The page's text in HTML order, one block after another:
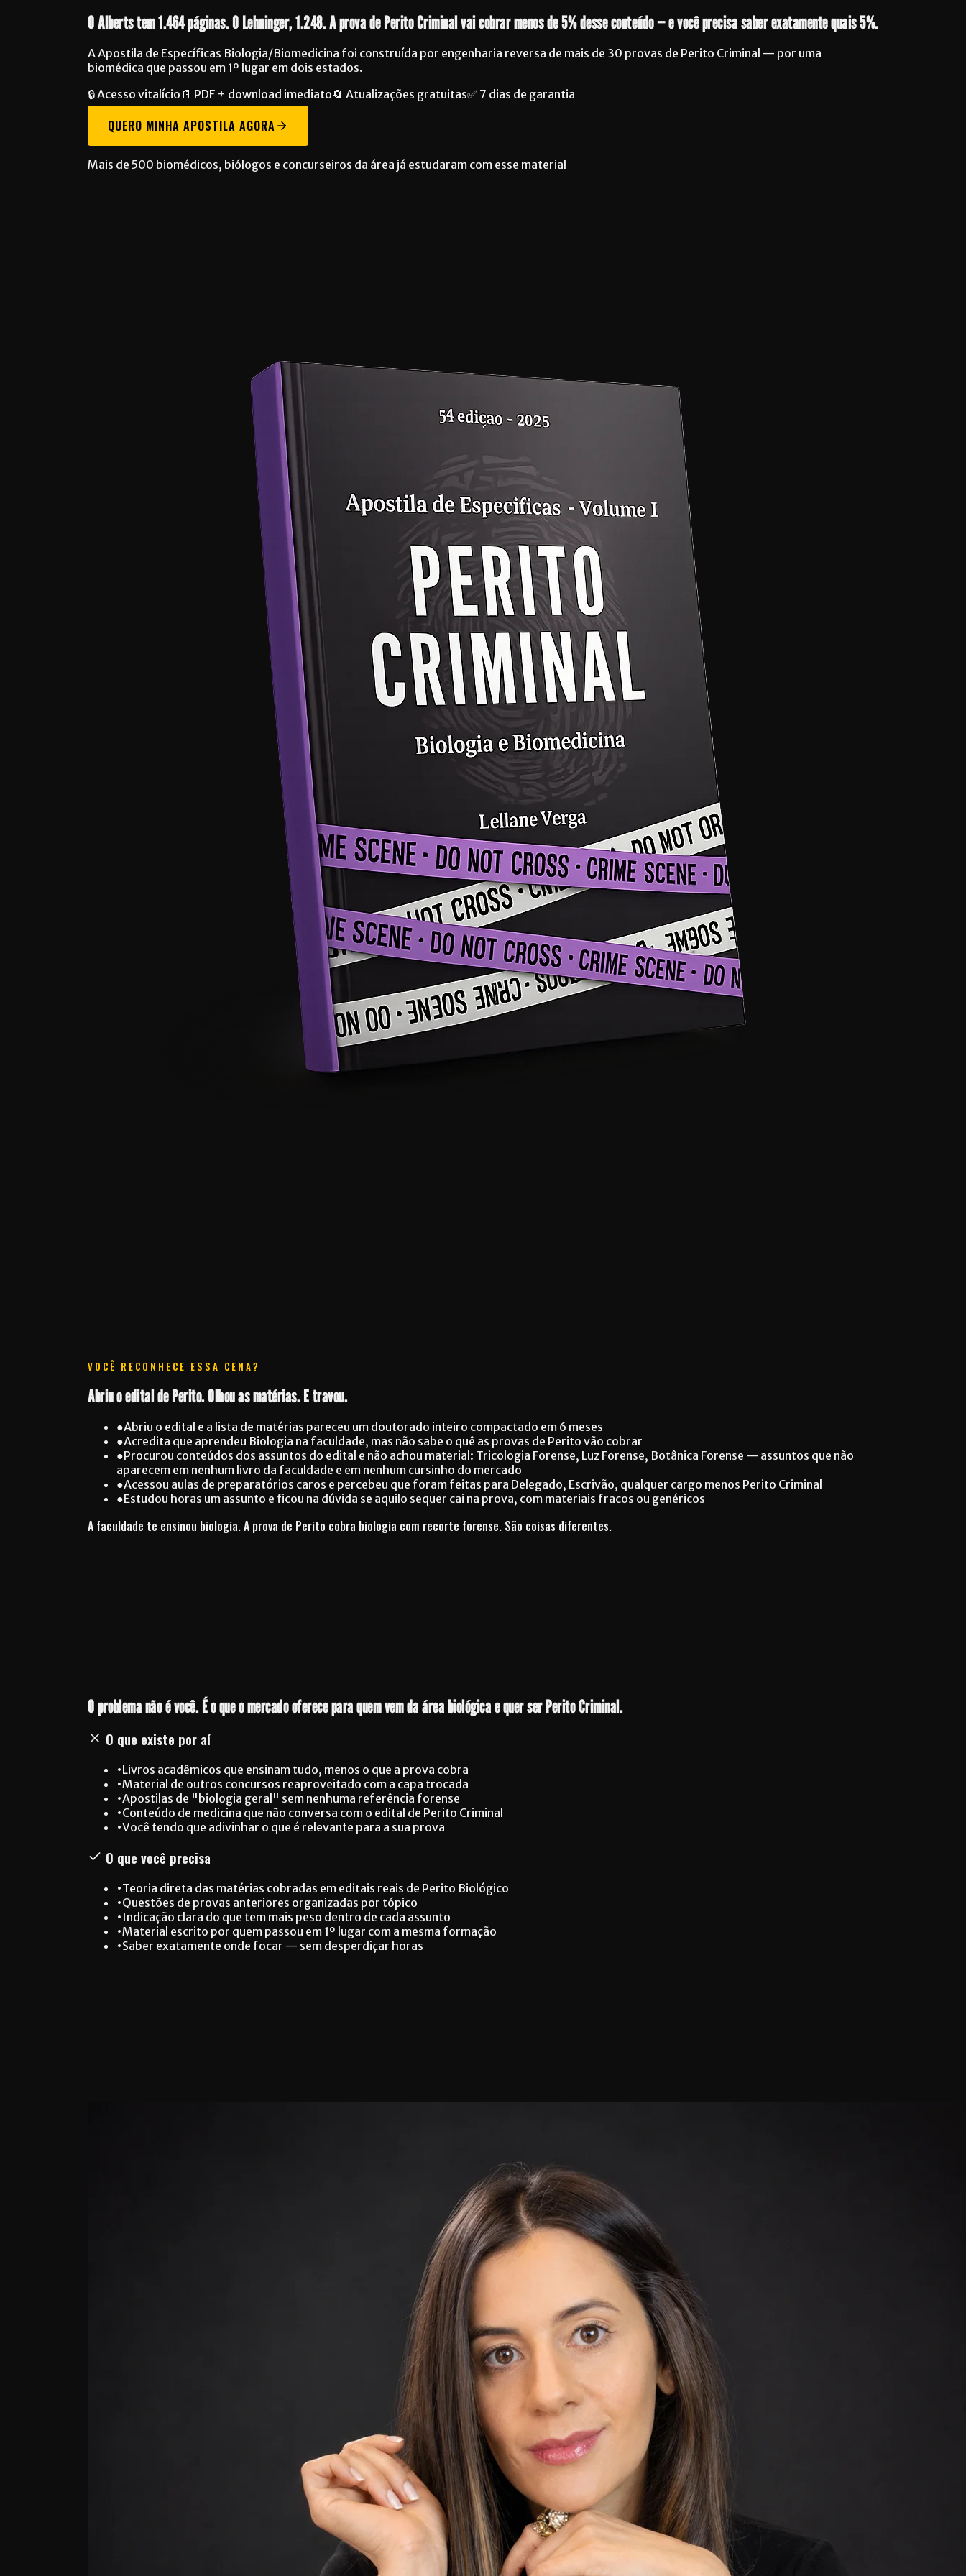
OAlbertstem 1.464 páginas. O Lehninger, 1.248. A prova de Perito Criminal vai cobrar menos de 5% desse conteúdo — e você precisa saber exatamente quais 5%.
A Apostila de Específicas Biologia/Biomedicina foi construída por engenharia reversa de mais de 30 provas de Perito Criminal — por uma
biomédica que passou em 1º lugar em dois estados.
🔒 Acesso vitalício 📄 PDF + download imediato🔄 Atualizações gratuitas✅ 7 dias de garantia
QUERO MINHA APOSTILA AGORA
Mais de 500 biomédicos, biólogos e concurseiros da área já estudaram com esse material
VOCÊ RECONHECE ESSA CENA?
Abriu o edital de Perito. Olhou as matérias. E travou.
●Abriu o edital e a lista de matérias pareceu um doutorado inteiro compactado em 6 meses
●Acredita que aprendeu Biologia na faculdade, mas não sabe o quê as provas de Perito vão cobrar
●Procurou conteúdos dos assuntos do edital e não achou material: Tricologia Forense, Luz Forense, Botânica Forense — assuntos que não
aparecem em nenhum livro da faculdade e em nenhum cursinho do mercado
●Acessou aulas de preparatórios caros e percebeu que foram feitas para Delegado, Escrivão, qualquer cargo menos Perito Criminal
●Estudou horas um assunto e ficou na dúvida se aquilo sequer cai na prova, com materiais fracos ou genéricos
A faculdade te ensinou biologia. A prova de Perito cobra biologia com recorte forense. São coisas diferentes.
O problema não é você. É o que o mercado oferece para quem vem da área biológica e quer ser Perito Criminal.
O que existe por aí
•Livros acadêmicos que ensinam tudo, menos o que a prova cobra
•Material de outros concursos reaproveitado com a capa trocada
•Apostilas de "biologia geral" sem nenhuma referência forense
•Conteúdo de medicina que não conversa com o edital de Perito Criminal
•Você tendo que adivinhar o que é relevante para a sua prova
O que você precisa
•Teoria direta das matérias cobradas em editais reais de Perito Biológico
•Questões de provas anteriores organizadas por tópico
• Indicação clara do que tem mais peso dentro de cada assunto
•Material escrito por quem passou em 1º lugar com a mesma formação
•Saber exatamente onde focar — sem desperdiçar horas